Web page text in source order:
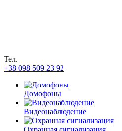
Тел.
+38 098 509 23 92
Домофоны
Видеонаблюдение
Охранная сигнализация